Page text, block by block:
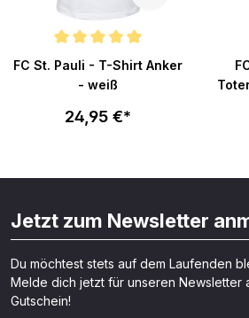
von 5 Sternen
Durchschnittliche Bewertung von 5 von
FC St. Pauli - T-Shirt Anker
- weiß
24,95 €*
Jetzt zum Newsletter
Du möchtest stets auf dem Laufenden
Melde dich jetzt für unseren Newsletter
Gutschein!